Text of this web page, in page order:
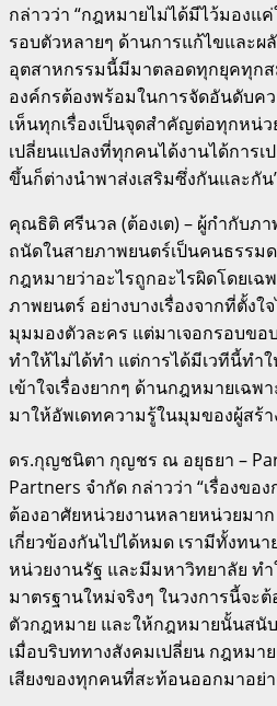
กล่าวว่า “กฎหมายไม่ได้มีไว้มองแ
รอบตัวหลายๆ ด้านการแก้ไขและผ
อุตสาหกรรมนี้มีมาตลอดทุกยุคทุก
องค์กรต้องพร้อมในการจัดอันดับค
เห็นทุกเรื่องเป็นจุดสำคัญต่อทุกหน่ว
เปลี่ยนแปลงที่ทุกคนได้งานได้การเ
ขึ้นก็ต่างนำพาส่งเสริมซึ่งกันและกัน
คุณธิติ ศรีนวล (ต้องเต) – ผู้กำกับภา
ถนัดในสายภาพยนตร์เป็นคนธรรม
กฎหมายว่าอะไรถูกอะไรผิดโดยเฉ
ภาพยนตร์ อย่างบางเรื่องจากที่ตั้ง
มุมมองตัวละคร แต่มาเจอกรอบขอ
ทำให้ไม่ได้ทำ แต่การได้มีเวทีนี้ทำ
เข้าใจเรื่องยากๆ ด้านกฎหมายเฉพ
มาให้อัพเดทความรู้ในมุมของผู้สร้
ดร.กุญชนิตา กุญชร ณ อยุธยา –
Partners จำกัด กล่าวว่า “เรื่องขอ
ต้องอาศัยหน่วยงานหลายหน่วยมาก
เกี่ยวข้องกันไปได้หมด เรามีทั้งทน
หน่วยงานรัฐ และมีมหาวิทยาลัย ทำ
มาตรฐานใหม่จริงๆ ในวงการนี้จะ
ตัวกฎหมาย และให้กฎหมายนั้นสนั
เมื่อบริบททางสังคมเปลี่ยน กฎหมา
เสียงของทุกคนที่สะท้อนออกมาอย่า